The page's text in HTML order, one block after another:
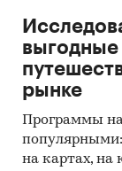
выгодные
рынке
Программы
на картах, на